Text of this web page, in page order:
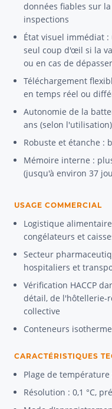
données fiables sur
inspections
État visuel immédiat
seul coup d'œil si la
ou en cas de
Téléchargement
en temps réel ou
Autonomie de la
ans (selon l'utilisation)
Robuste et étanche :
Mémoire interne :
(jusqu'à environ 37
USAGE COMMERCIAL
Logistique
congélateurs et
Secteur
hospitaliers et
Vérification HACCP
détail, de l'hôtellerie-
collective
Conteneurs
CARACTÉRISTIQUES
Plage de température
Résolution : 0,1 °C,